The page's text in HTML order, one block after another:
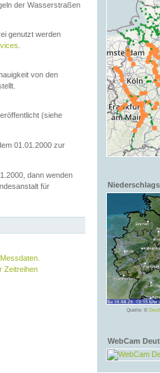
Quelle: ©
WebCam
der Wasserstraßen
genutzt werden
von den
(siehe
01.01.2000 zur
dann wenden
für
Zeitreihen